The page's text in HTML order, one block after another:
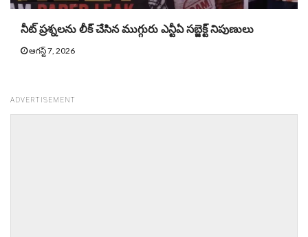
నీట్ ప్ర‌శ్న‌ల‌ను లీక్ చేసిన ముగ్గురు ఎన్టీఏ స‌బ్జెక్ట్ నిపుణులు
ఆగస్ట్ 7, 2026
ADVERTISEMENT